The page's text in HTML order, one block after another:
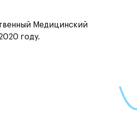
Медицинский
году.